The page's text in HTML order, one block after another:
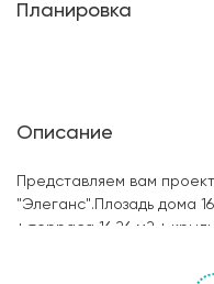
Планировка
Описание
Представляем вам
"Элеганс".Плозадь дома
+ терраса 16.26 м2 +
функциональность,